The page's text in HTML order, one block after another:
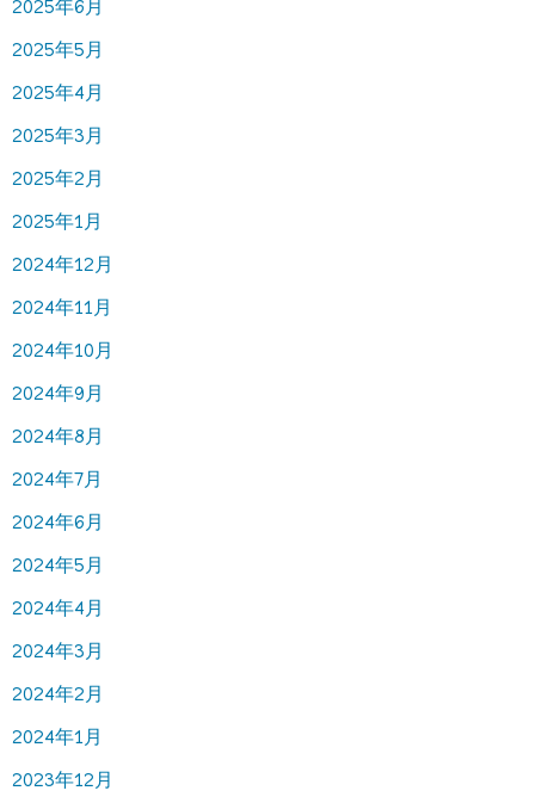
2025年6月
2025年5月
2025年4月
2025年3月
2025年2月
2025年1月
2024年12月
2024年11月
2024年10月
2024年9月
2024年8月
2024年7月
2024年6月
2024年5月
2024年4月
2024年3月
2024年2月
2024年1月
2023年12月